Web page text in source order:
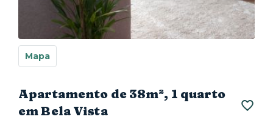
Mapa
Apartamento de 38m², 1 quarto
em Bela Vista